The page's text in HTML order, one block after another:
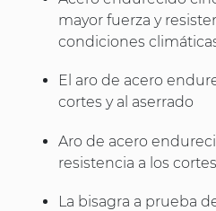
mayor fuerza y
condiciones
El aro de acero
cortes y al aserrado
Aro de acero
resistencia a los cortes
La bisagra a prueba